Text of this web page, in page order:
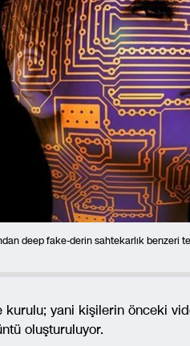
deep fake-derin sahtekarlık benzeri
yani kişilerin önceki
oluşturuluyor.